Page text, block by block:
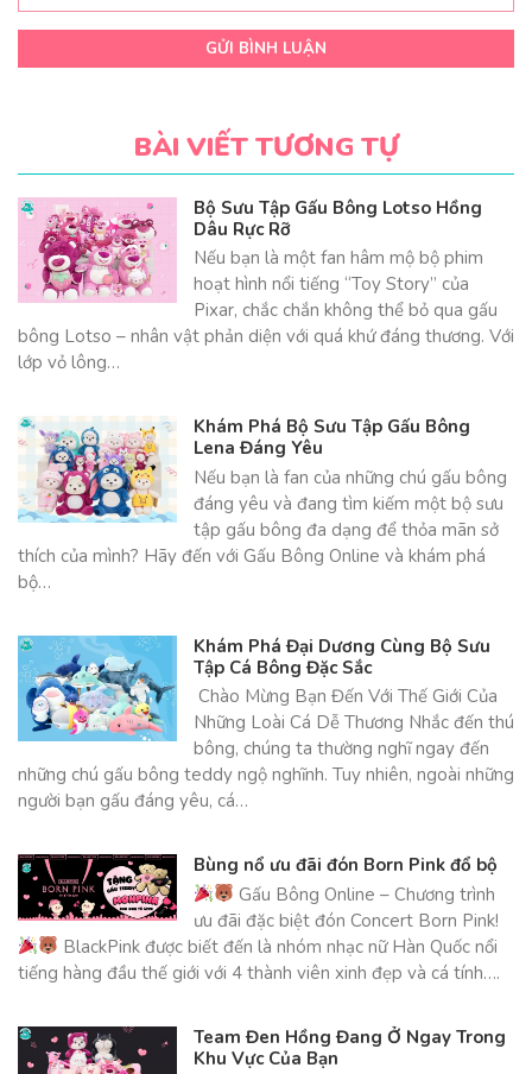
GỬI BÌNH LUẬN
BÀI VIẾT TƯƠNG TỰ
Bộ Sưu Tập Gấu Bông Lotso Hồng
Dâu Rực Rỡ
Nếu bạn là một fan hâm mộ bộ phim
hoạt hình nổi tiếng “Toy Story” của
Pixar, chắc chắn không thể bỏ qua gấu
bông Lotso – nhân vật phản diện với quá khứ đáng thương. Với
lớp vỏ lông…
Khám Phá Bộ Sưu Tập Gấu Bông
Lena Đáng Yêu
Nếu bạn là fan của những chú gấu bông
đáng yêu và đang tìm kiếm một bộ sưu
tập gấu bông đa dạng để thỏa mãn sở
thích của mình? Hãy đến với Gấu Bông Online và khám phá
bộ…
Khám Phá Đại Dương Cùng Bộ Sưu
Tập Cá Bông Đặc Sắc
Chào Mừng Bạn Đến Với Thế Giới Của
Những Loài Cá Dễ Thương Nhắc đến thú
bông, chúng ta thường nghĩ ngay đến
những chú gấu bông teddy ngộ nghĩnh. Tuy nhiên, ngoài những
người bạn gấu đáng yêu, cá…
Bùng nổ ưu đãi đón Born Pink đổ bộ
Gấu Bông Online – Chương trình
ưu đãi đặc biệt đón Concert Born Pink!
BlackPink được biết đến là nhóm nhạc nữ Hàn Quốc nổi
tiếng hàng đầu thế giới với 4 thành viên xinh đẹp và cá tính….
Team Đen Hồng Đang Ở Ngay Trong
Khu Vực Của Bạn